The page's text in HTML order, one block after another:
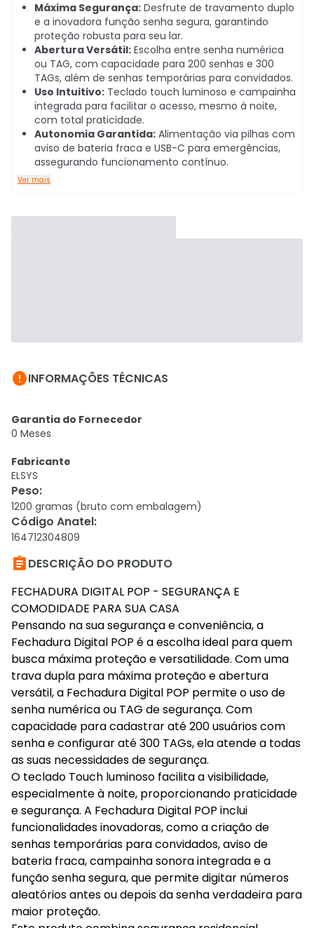
Máxima Segurança: Desfrute de travamento duplo
e a inovadora função senha segura, garantindo
proteção robusta para seu lar.
Abertura Versátil: Escolha entre senha numérica
ou TAG, com capacidade para 200 senhas e 300
TAGs, além de senhas temporárias para convidados.
Uso Intuitivo: Teclado touch luminoso e campainha
integrada para facilitar o acesso, mesmo à noite,
com total praticidade.
Autonomia Garantida: Alimentação via pilhas com
aviso de bateria fraca e USB-C para emergências,
assegurando funcionamento contínuo.
Ver mais
INFORMAÇÕES TÉCNICAS
Garantia do Fornecedor
0 Meses
Fabricante
ELSYS
Peso:
1200 gramas (bruto com embalagem)
Código Anatel:
164712304809
DESCRIÇÃO DO PRODUTO
FECHADURA DIGITAL POP - SEGURANÇA E
COMODIDADE PARA SUA CASA
Pensando na sua segurança e conveniência, a
Fechadura Digital POP é a escolha ideal para quem
busca máxima proteção e versatilidade. Com uma
trava dupla para máxima proteção e abertura
versátil, a Fechadura Digital POP permite o uso de
senha numérica ou TAG de segurança. Com
capacidade para cadastrar até 200 usuários com
senha e configurar até 300 TAGs, ela atende a todas
as suas necessidades de segurança.
O teclado Touch luminoso facilita a visibilidade,
especialmente à noite, proporcionando praticidade
e segurança. A Fechadura Digital POP inclui
funcionalidades inovadoras, como a criação de
senhas temporárias para convidados, aviso de
bateria fraca, campainha sonora integrada e a
função senha segura, que permite digitar números
aleatórios antes ou depois da senha verdadeira para
maior proteção.